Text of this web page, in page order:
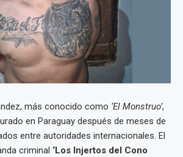
más conocido como ‘El Monstruo’,
en Paraguay después de meses de
entre autoridades internacionales. El
criminal ‘Los Injertos del Cono